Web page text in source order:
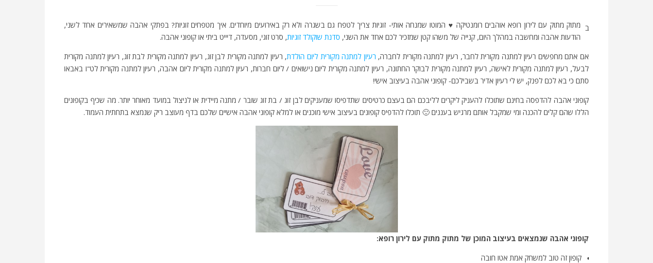
ב מתוק מתוק עם לירון רופא אוהבים רומנטיקה ♥ המוטו שמנחה אותי- זוגיות צריך לטפח גם בשגרה ולא רק באירועים מיוחדים. איך מטפחים זוגיות? בפתקי אהבה שמשאירים אחד לשני,
הודעות אהבה ומחשבה במהלך היום, קנייה של משהו קטן שמזכיר לכם אחד את השני, סדנת שוקולד זוגיות, סרט זוגי, מסעדה, דיייט ביתי או קופוני אהבה.
אם אתם מחפשים רעיון למתנה מקורית לחבר, רעיון למתנה מקורית לחברה, רעיון למתנה מקורית ליום הולדת, רעיון למתנה מקורית לבן זוג, רעיון למתנה מקורית לבת זוג, רעיון למתנה מקורית
לבעל, רעיון למתנה מקורית לאישה, רעיון למתנה מקורית לבוקר החתונה, רעיון למתנה מקורית ליום נישואים / ליום חברות, רעיון למתנה מקורית ליום אהבה, רעיון למתנה מקורית לט"ו באבאו
סתם כי בא לכם לפנק, יש לי רעיון אדיר בשבילכם- קופוני אהבה בעיצוב אישי!
קופוני אהבה להדפסה בחינם שתוכלו להעניק ליקרים לליבכם הם בעצם כרטיסים שתדפיסו שמעניקים לבן זוג / בת זוג שובר / מתנה מיידית או לניצול במועד מאוחר יותר. מה שכיף בקופונים
הללו שהם קלים להכנה ומי שמקבל אותם מרגיש בעננים 🙂 תוכלו להדפיס קופונים בעיצוב אישי מוכנים או למלא קופוני אהבה אישיים שלכם בדף מעוצב ריק שנמצא בתחתית העמוד.
קופוני אהבה שנמצאים בעיצוב המוכן של מתוק מתוק עם לירון רופא:
קופון זה טוב למשחק אמת אטו חובה